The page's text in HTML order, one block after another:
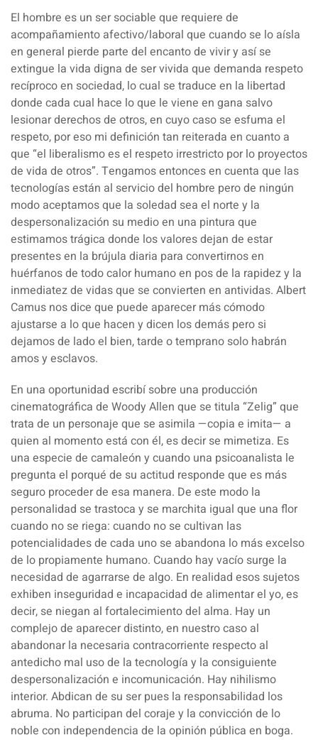
El hombre es un ser sociable que requiere de
acompañamiento afectivo/laboral que cuando se lo aísla
en general pierde parte del encanto de vivir y así se
extingue la vida digna de ser vivida que demanda respeto
recíproco en sociedad, lo cual se traduce en la libertad
donde cada cual hace lo que le viene en gana salvo
lesionar derechos de otros, en cuyo caso se esfuma el
respeto, por eso mi definición tan reiterada en cuanto a
que “el liberalismo es el respeto irrestricto por lo proyectos
de vida de otros”. Tengamos entonces en cuenta que las
tecnologías están al servicio del hombre pero de ningún
modo aceptamos que la soledad sea el norte y la
despersonalización su medioen una pintura que
estimamos trágica donde los valores dejan de estar
presentes en la brújula diaria para convertirnos en
huérfanos de todo calor humano en pos de la rapidez y la
inmediatez de vidas que se convierten en antividas. Albert
Camus nos dice que puede aparecer más cómodo
ajustarse a lo que hacen y dicen los demás pero si
dejamos de lado el bien, tarde o temprano solo habrán
amos y esclavos.
En una oportunidad escribí sobre una producción
cinematográfica de Woody Allen que se titula “Zelig” que
trata de un personaje que se asimila —copia e imita— a
quien al momento está con él, es decir se mimetiza. Es
una especie de camaleón y cuando una psicoanalista le
pregunta el porqué de su actitud responde que es más
seguro proceder de esa manera. De este modo la
personalidad se trastoca y se marchita igual que una flor
cuando no se riega: cuando no se cultivan las
potencialidades de cada uno se abandona lo más excelso
de lo propiamente humano. Cuando hay vacío surge la
necesidad de agarrarse de algo. En realidad esos sujetos
exhiben inseguridad e incapacidad de alimentar el yo, es
decir, se niegan al fortalecimiento del alma. Hay un
complejo de aparecer distinto, en nuestro caso al
abandonar la necesaria contracorriente respecto al
antedicho mal uso de la tecnología y la consiguiente
despersonalización e incomunicación. Hay nihilismo
interior. Abdican de su ser pues la responsabilidad los
abruma. No participan del coraje y la convicción de lo
noble con independencia de la opinión pública en boga.